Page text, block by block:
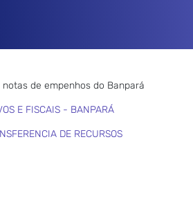
de empenhos do Banpará
E FISCAIS - BANPARÁ
DE RECURSOS